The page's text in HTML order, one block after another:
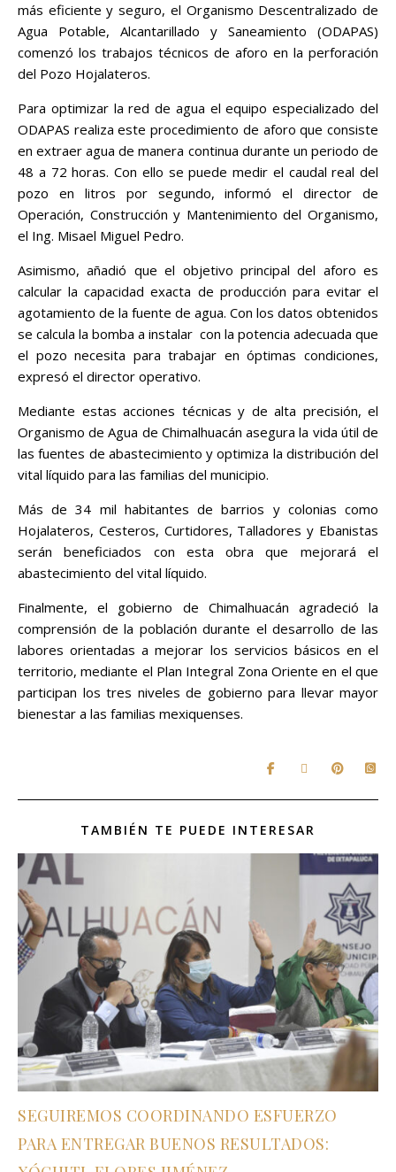
más eficiente y seguro, el Organismo Descentralizado de
Agua Potable, Alcantarillado y Saneamiento (ODAPAS)
comenzó los trabajos técnicos de aforo en la perforación
del Pozo Hojalateros.
Para optimizar la red de agua el equipo especializado del
ODAPAS realiza este procedimiento de aforo que consiste
en extraer agua de manera continua durante un periodo de
48 a 72 horas. Con ello se puede medir el caudal real del
pozo en litros por segundo, informó el director de
Operación, Construcción y Mantenimiento del Organismo,
el Ing. Misael Miguel Pedro.
Asimismo, añadió que el objetivo principal del aforo es
calcular la capacidad exacta de producción para evitar el
agotamiento de la fuente de agua. Con los datos obtenidos
se calcula la bomba a instalar con la potencia adecuada que
el pozo necesita para trabajar en óptimas condiciones,
expresó el director operativo.
Mediante estas acciones técnicas y de alta precisión, el
Organismo de Agua de Chimalhuacán asegura la vida útil de
las fuentes de abastecimiento y optimiza la distribución del
vital líquido para las familias del municipio.
Más de 34 mil habitantes de barrios y colonias como
Hojalateros, Cesteros, Curtidores, Talladores y Ebanistas
serán beneficiados con esta obra que mejorará el
abastecimiento del vital líquido.
Finalmente, el gobierno de Chimalhuacán agradeció la
comprensión de la población durante el desarrollo de las
labores orientadas a mejorar los servicios básicos en el
territorio, mediante el Plan Integral Zona Oriente en el que
participan los tres niveles de gobierno para llevar mayor
bienestar a las familias mexiquenses.
TAMBIÉN TE PUEDE INTERESAR
SEGUIREMOS COORDINANDO ESFUERZO
PARA ENTREGAR BUENOS RESULTADOS: